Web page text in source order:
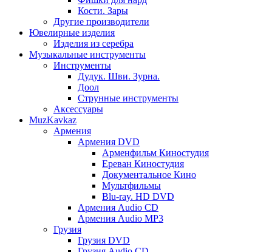
Кости. Зары
Другие производители
Ювелирные изделия
Изделия из серебра
Музыкальные инструменты
Инструменты
Дудук. Шви. Зурна.
Доол
Струнные инструменты
Аксессуары
MuzKavkaz
Армения
Армения DVD
Арменфильм Киностудия
Ереван Киностудия
Документальное Кино
Мультфильмы
Blu-ray. HD DVD
Армения Audio CD
Армения Audio MP3
Грузия
Грузия DVD